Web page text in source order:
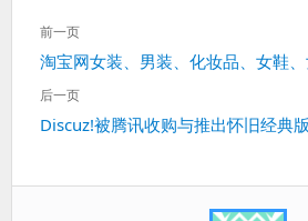
文
章
导
航
前一页
上
一
篇：
淘宝网女装、男装、化妆品、女鞋
后一页
下
Discuz!被腾讯收购与推出怀旧经典